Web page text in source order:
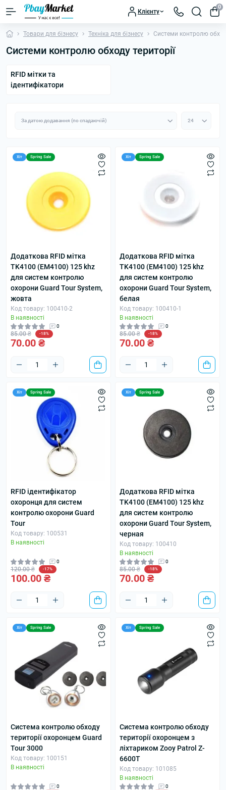
Клієнту
0
Товари для бізнесу Техніка для бізнесу Системи контролю
Системи контролю обходу території
RFID мітки та
ідентифікатори
Хіт Spring Sale
Додаткова RFID мітка
TK4100 (EM4100) 125 khz
для систем контролю
охорони Guard Tour System,
жовта
Код товару: 100410-2
В наявності
0
85.00 ₴ -18%
70.00 ₴
Хіт Spring Sale
Додаткова RFID мітка
TK4100 (EM4100) 125 khz
для систем контролю
охорони Guard Tour System,
белая
Код товару: 100410-1
В наявності
0
85.00 ₴ -18%
70.00 ₴
Хіт Spring Sale
RFID ідентифікатор
охоронця для систем
контролю охорони Guard
Tour
Код товару: 100531
В наявності
0
120.00 ₴ -17%
100.00 ₴
Хіт Spring Sale
Додаткова RFID мітка
TK4100 (EM4100) 125 khz
для систем контролю
охорони Guard Tour System,
черная
Код товару: 100410
В наявності
0
85.00 ₴ -18%
70.00 ₴
Хіт Spring Sale
Система контролю обходу
території охоронцем Guard
Tour 3000
Код товару: 100151
В наявності
0
Хіт Spring Sale
Система контролю обходу
території охоронцем з
ліхтариком Zooy Patrol Z-
6600T
Код товару: 101085
В наявності
0